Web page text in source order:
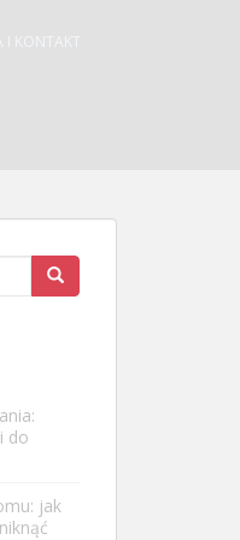
I KONTAKT
do
jak